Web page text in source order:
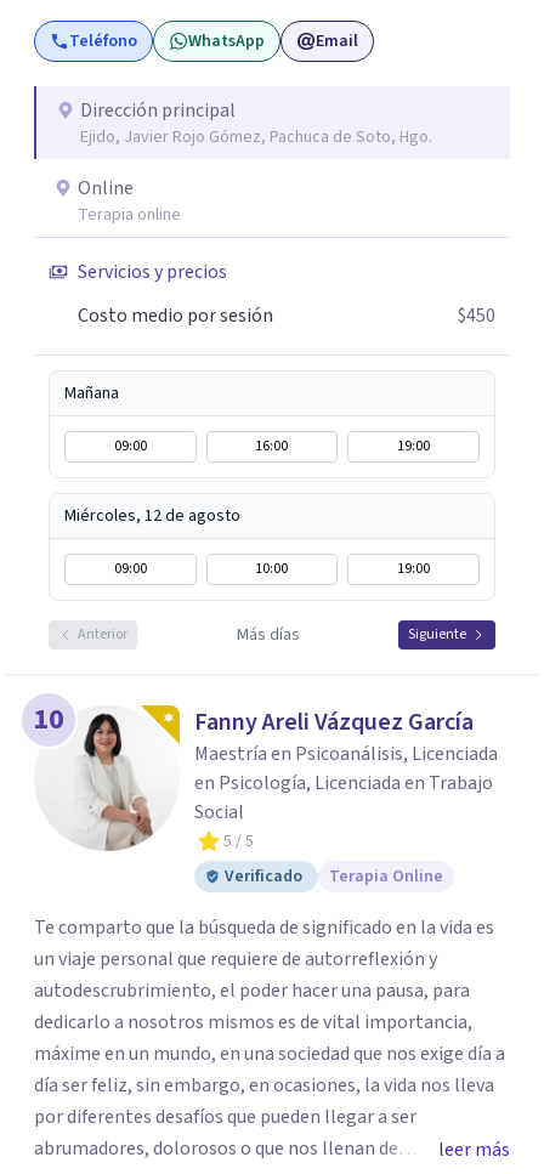
muchas de las reglas rígidas que aprendí en la formación
tradicional, porque creo que antes que las técnicas se
que el proceso terapéutico tenga sentido. Trabajo
especialmente con procesos de duelo Y psicooncología,
Si tú o algún familiar están atravesando un proceso
relacionado con cáncer, puedes escribirme por WhatsApp
para agendar una primera sesión gratuita. Y si estás
alguien, también puedes contactarme: la primera
conversación no tiene costo.
Teléfono WhatsApp Email
Dirección principal
Ejido, Javier Rojo Gómez, Pachuca de Soto, Hgo.
Online
Terapia online
Servicios y precios
Costo medio por sesión
$450
Mañana
09:00 16:00 19:00
Miércoles, 12 de agosto
09:00 10:00 19:00
Anterior Más días Siguiente
10 Fanny Areli Vázquez García
Maestría en Psicoanálisis, Licenciada
en Psicología, Licenciada en Trabajo
Social
5 / 5
Verificado
Terapia Online
Te comparto que la búsqueda de significado en la vida es
un viaje personal que requiere de autorreflexión y
autodescrubrimiento, el poder hacer una pausa, para
dedicarlo a nosotros mismos es de vital importancia,
máxime en un mundo, en una sociedad que nos exige día a
día ser feliz, sin embargo, en ocasiones, la vida nos lleva
por diferentes desafíos que pueden llegar a ser
abrumadores, dolorosos o que nos llenan de
leer más